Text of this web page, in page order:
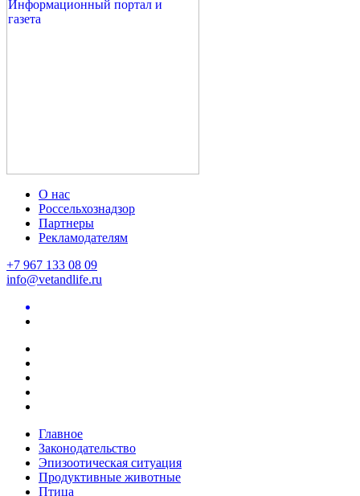
О нас
Россельхознадзор
Партнеры
Рекламодателям
+7 967 133 08 09
info@vetandlife.ru
Главное
Законодательство
Эпизоотическая ситуация
Продуктивные животные
Птица